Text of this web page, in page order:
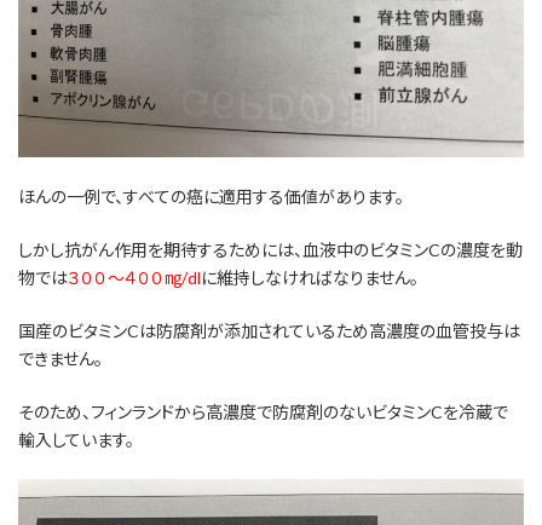
ほんの一例で、すべての癌に適用する価値があります。
しかし抗がん作用を期待するためには、血液中のビタミンCの濃度を動
物では３００～４００㎎/dlに維持しなければなりません。
国産のビタミンCは防腐剤が添加されているため高濃度の血管投与は
できません。
そのため、フィンランドから高濃度で防腐剤のないビタミンCを冷蔵で
輸入しています。